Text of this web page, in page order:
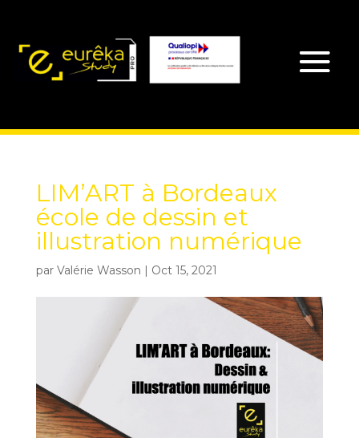
LIM’ART à Bordeaux
école de dessin et
illustration numérique
par Valérie Wasson | Oct 15, 2021